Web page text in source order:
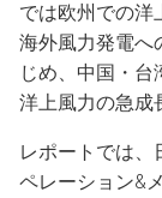
では欧州での洋
海外風力発電へ
じめ、中国・
洋上風力の急成
レポートでは、
ペレーション&